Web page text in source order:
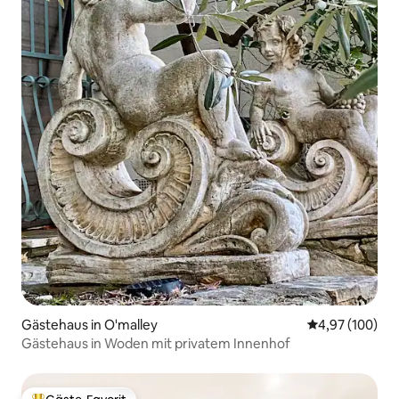
Gästehaus in O'malley
4,97 (100)
Gästehaus in Woden mit privatem Innenhof